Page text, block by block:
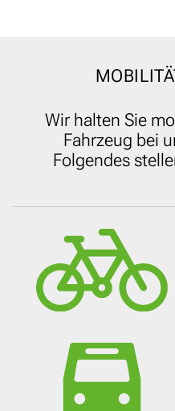
Wir halten Sie
Fahrzeug bei
Folgendes